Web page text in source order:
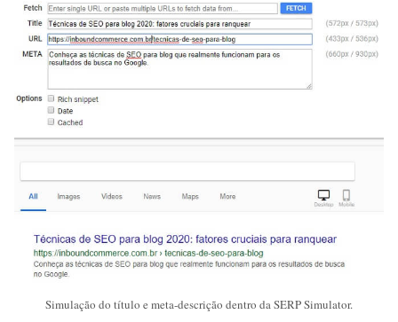
Simulação do título e meta-descrição dentro da SERP Simulator.